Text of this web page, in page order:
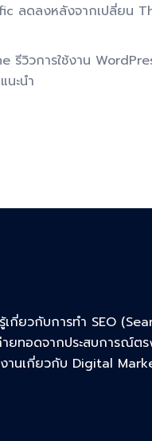
ลดลงหลังจากเปลี่ยน
รีวิวการใช้งาน
นะนำ
กี่ยวกับการทำ SEO
ยทอดจากประสบการณ์ตร
งานเกี่ยวกับ Digital